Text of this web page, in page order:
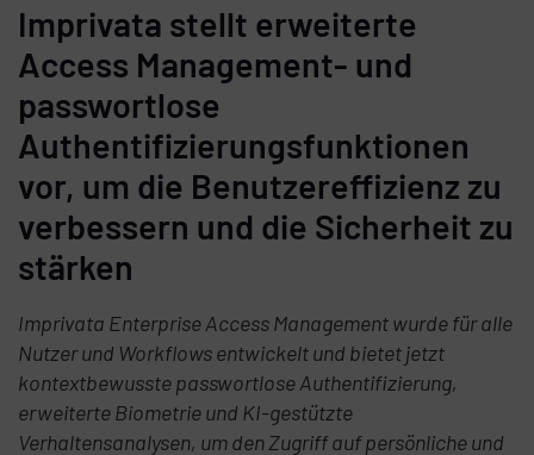
Imprivata stellt erweiterte
Access Management- und
passwortlose
Authentifizierungsfunktionen
vor, um die Benutzereffizienz zu
verbessern und die Sicherheit zu
stärken
Imprivata Enterprise Access Management wurde für alle
Nutzer und Workflows entwickelt und bietet jetzt
kontextbewusste passwortlose Authentifizierung,
erweiterte Biometrie und KI-gestützte
Verhaltensanalysen, um den Zugriff auf persönliche und